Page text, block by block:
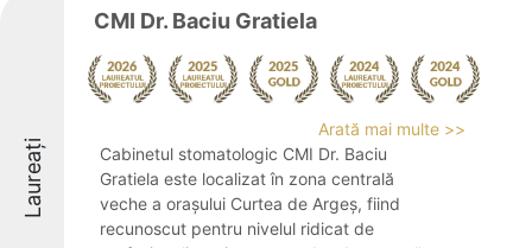
Laureați
CMI Dr. Baciu Gratiela
Arată mai multe >>
Cabinetul stomatologic CMI Dr. Baciu
Gratiela este localizat în zona centrală
veche a orașului Curtea de Argeș, fiind
recunoscut pentru nivelul ridicat de